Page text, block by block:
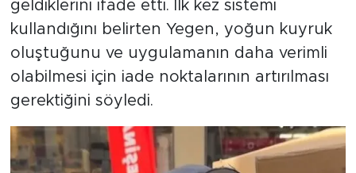
geldiklerini ifade etti. İlk kez sistemi
kullandığını belirten Yegen, yoğun kuyruk
oluştuğunu ve uygulamanın daha verimli
olabilmesi için iade noktalarının artırılması
gerektiğini söyledi.